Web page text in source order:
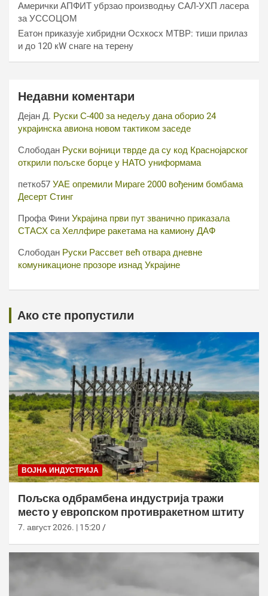
Амерички АПФИТ убрзао производњу САЛ-УХП ласера
за УССОЦОМ
Еатон приказује хибридни Осхкосх МТВР: тиши прилаз
и до 120 кW снаге на терену
Недавни коментари
Дејан Д. Руски С-400 за недељу дана оборио 24
украјинска авиона новом тактиком заседе
Слободан Руски војници тврде да су код Краснојарског
открили пољске борце у НАТО униформама
петко57 УАЕ опремили Мираге 2000 вођеним бомбама
Десерт Стинг
Профа Фини Украјина први пут званично приказала
СТАСХ са Хеллфире ракетама на камиону ДАФ
Слободан Руски Рассвет већ отвара дневне
комуникационе прозоре изнад Украјине
Ако сте пропустили
ВОЈНА ИНДУСТРИЈА
Пољска одбрамбена индустрија тражи
место у европском противракетном штиту
7. август 2026. | 15:20